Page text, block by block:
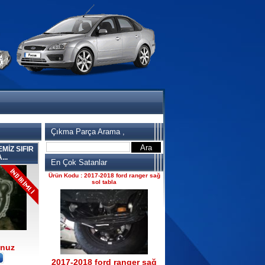
SIFIR
Çıkma Parça Arama ,
En Çok Satanlar
2017-2018 ford ranger 2.2
komple motor
Ürün Kodu : 2017-2018 ford ranger
dirksiyon simidi
2017-2018 ford ranger
dirksiyon simidi
Ürün Kodu : 2017-2018 ford ranger sağ
sol tabla
2017-2018 ford ranger sağ